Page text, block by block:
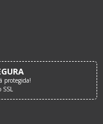
protegida!
SSL